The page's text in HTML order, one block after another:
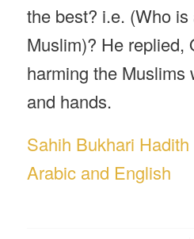
the best? i.e. (Who
Muslim)? He replied,
harming the Muslims
and hands.
Sahih Bukhari
Arabic and English